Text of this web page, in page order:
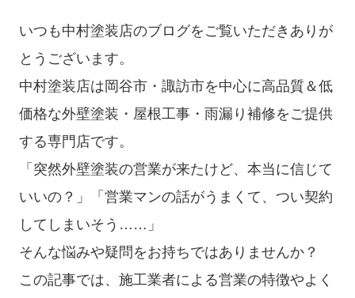
いつも中村塗装店のブログをご覧いただきありが
とうございます。
中村塗装店は岡谷市・諏訪市を中心に高品質＆低
価格な外壁塗装・屋根工事・雨漏り補修をご提供
する専門店です。
「突然外壁塗装の営業が来たけど、本当に信じて
いいの？」「営業マンの話がうまくて、つい契約
してしまいそう……」
そんな悩みや疑問をお持ちではありませんか？
この記事では、施工業者による営業の特徴やよく